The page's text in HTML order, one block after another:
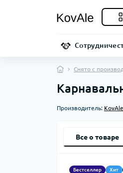
Снято с
Производитель: KovAle
Все о товаре
Бестселлер Хит